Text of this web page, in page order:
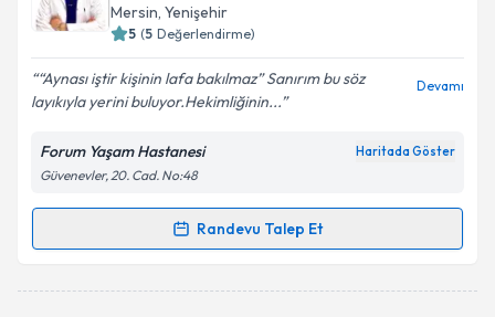
Mersin, Yenişehir
5 (5 Değerlendirme)
“Aynası iştir kişinin lafa bakılmaz” Sanırım bu söz
layıkıyla yerini buluyor.Hekimliğinin...
Devamı
Forum Yaşam Hastanesi Haritada Göster
Güvenevler, 20. Cad. No:48
Randevu Talep Et
Randevu Takvimi Talebi